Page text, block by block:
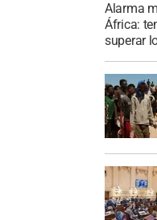
Alarma
África:
superar